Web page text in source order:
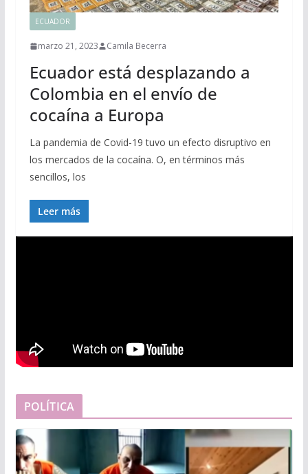
ECUADOR
marzo 21, 2023 Camila Becerra
Ecuador está desplazando a
Colombia en el envío de
cocaína a Europa
La pandemia de Covid-19 tuvo un efecto disruptivo en
los mercados de la cocaína. O, en términos más
sencillos, los
Leer más
POLÍTICA